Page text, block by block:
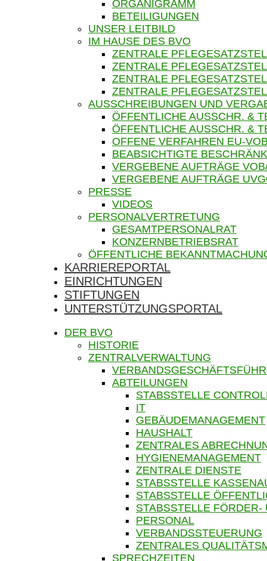
ORGANIGRAMM
BETEILIGUNGEN
UNSER LEITBILD
IM HAUSE DES BVO
ZENTRALE
ZENTRALE
ZENTRALE
ZENTRALE
AUSSCHREIBUNGEN UND
ÖFFENTLICHE AUSSCHR. &
ÖFFENTLICHE AUSSCHR. &
OFFENE VERFAHREN EU-
BEABSICHTIGTE
VERGEBENE AUFTRÄGE
VERGEBENE AUFTRÄGE
PRESSE
VIDEOS
PERSONALVERTRETUNG
GESAMTPERSONALRAT
KONZERNBETRIEBSRAT
ÖFFENTLICHE
KARRIEREPORTAL
EINRICHTUNGEN
STIFTUNGEN
UNTERSTÜTZUNGSPORTAL
DER BVO
HISTORIE
ZENTRALVERWALTUNG
ABTEILUNGEN
STABSSTELLE
IT
GEBÄUDEMANAGEMENT
HAUSHALT
ZENTRALES
HYGIENEMANAGEMENT
ZENTRALE DIENSTE
STABSSTELLE
STABSSTELLE
STABSSTELLE
PERSONAL
VERBANDSSTEUERUNG
ZENTRALES
SPRECHZEITEN